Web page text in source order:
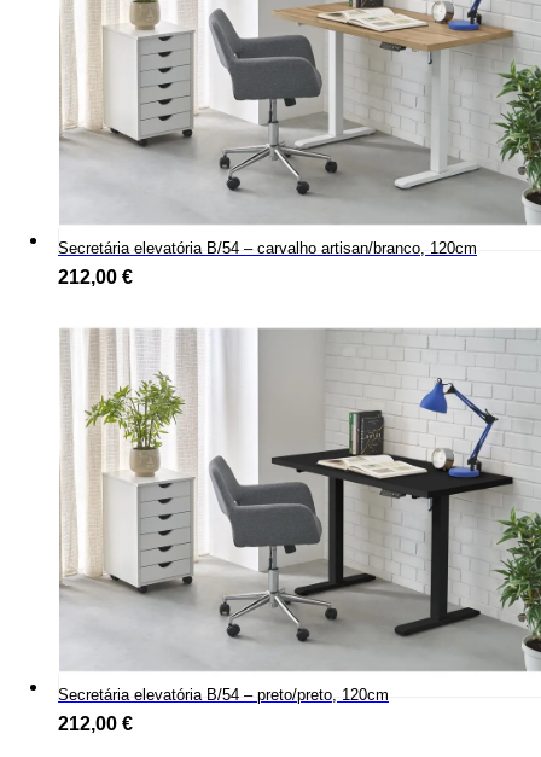
Secretária elevatória B/54 – carvalho artisan/branco, 120cm
212,00 €
Secretária elevatória B/54 – preto/preto, 120cm
212,00 €